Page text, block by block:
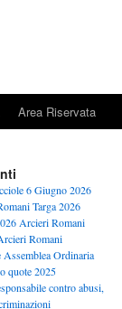
Area Riservata
6 Giugno 2026
Targa 2026
Arcieri Romani
Romani
Assemblea Ordinaria
quote 2025
contro abusi,